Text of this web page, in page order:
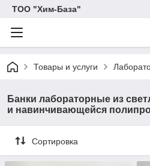
ТОО "Хим-База"
Товары и услуги
Банки лабораторные из
и навинчивающейся
Сортировка